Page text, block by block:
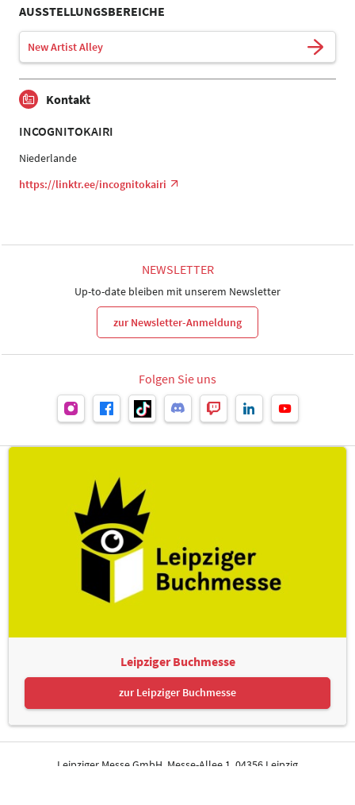
AUSSTELLUNGSBEREICHE
New Artist Alley
Kontakt
INCOGNITOKAIRI
Niederlande
https://linktr.ee/incognitokairi
NEWSLETTER
Up-to-date bleiben mit unserem Newsletter
zur Newsletter-Anmeldung
Folgen Sie uns
Leipziger Buchmesse
zur Leipziger Buchmesse
Leipziger Messe GmbH, Messe-Allee 1, 04356 Leipzig